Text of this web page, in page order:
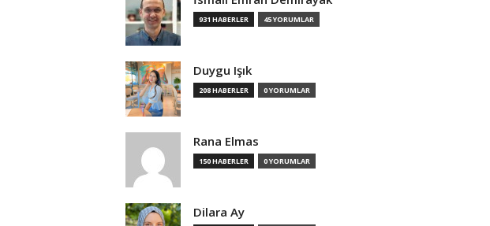
931 HABERLER 45 YORUMLAR
Duygu Işık
208 HABERLER 0 YORUMLAR
Rana Elmas
150 HABERLER 0 YORUMLAR
Dilara Ay